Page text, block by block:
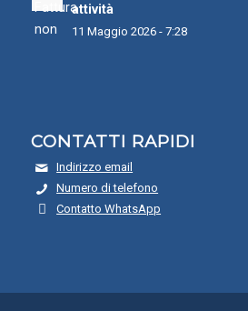
attività
11 Maggio 2026 - 7:28
CONTATTI RAPIDI
Indirizzo email
Numero di telefono
Contatto WhatsApp